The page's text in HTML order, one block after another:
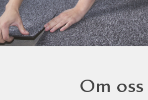
Om oss